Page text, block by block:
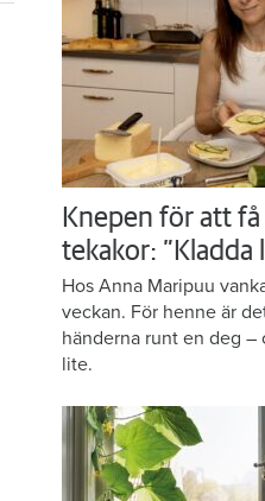
Knepen för att
tekakor: ”Kladda
Hos Anna Maripuu
veckan. För henne är
händerna runt en deg –
lite.